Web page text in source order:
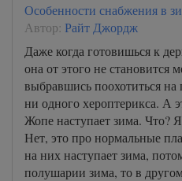
Особенности снабжения в
Автор: Райт Джордж
Даже когда готовишься к
она от этого не становится
выбравшись поохотиться на
ни одного хероптерикса. А
Жопе наступает зима. Что?
Нет, это про нормальные
на них наступает зима,
полушарии зима, то в